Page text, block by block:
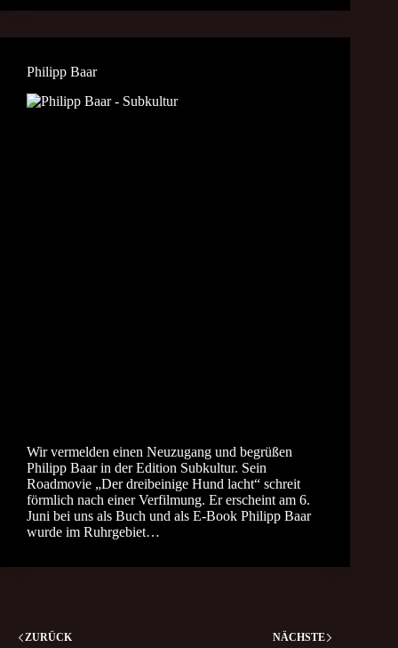
Philipp Baar
Wir vermelden einen Neuzugang und begrüßen
Philipp Baar in der Edition Subkultur. Sein
Roadmovie „Der dreibeinige Hund lacht“ schreit
förmlich nach einer Verfilmung. Er erscheint am 6.
Juni bei uns als Buch und als E-Book Philipp Baar
wurde im Ruhrgebiet…
ZURÜCK NÄCHSTE